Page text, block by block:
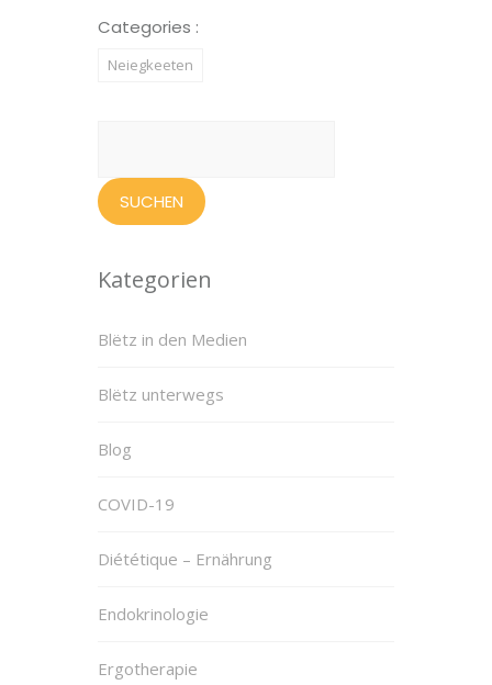
Categories :
Neiegkeeten
Kategorien
Blëtz in den Medien
Blëtz unterwegs
Blog
COVID-19
Diététique – Ernährung
Endokrinologie
Ergotherapie